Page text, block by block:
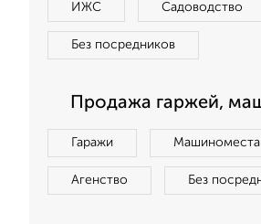
ИЖС Садоводство
Без посредников
Продажа гаржей,
Гаражи Машиноместа
Агенство Без